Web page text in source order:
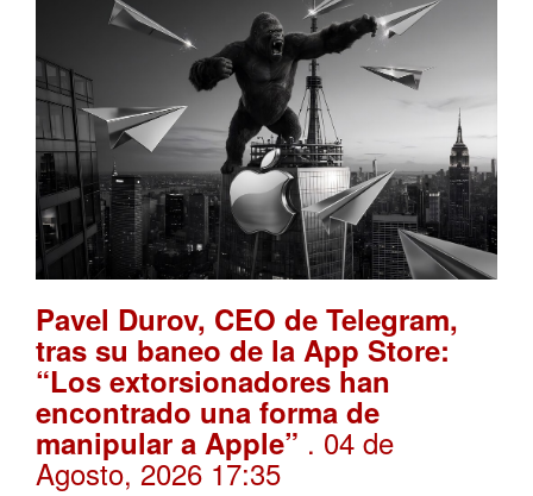
Pavel Durov, CEO de Telegram,
tras su baneo de la App Store:
“Los extorsionadores han
encontrado una forma de
manipular a Apple” . 04 de
Agosto, 2026 17:35